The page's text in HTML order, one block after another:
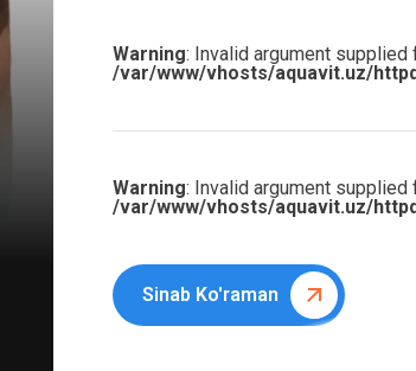
Warning: Invalid argument supplied
/var/www/vhosts/aquavit.uz/
Warning: Invalid argument supplied
/var/www/vhosts/aquavit.uz/
Sinab Ko'raman